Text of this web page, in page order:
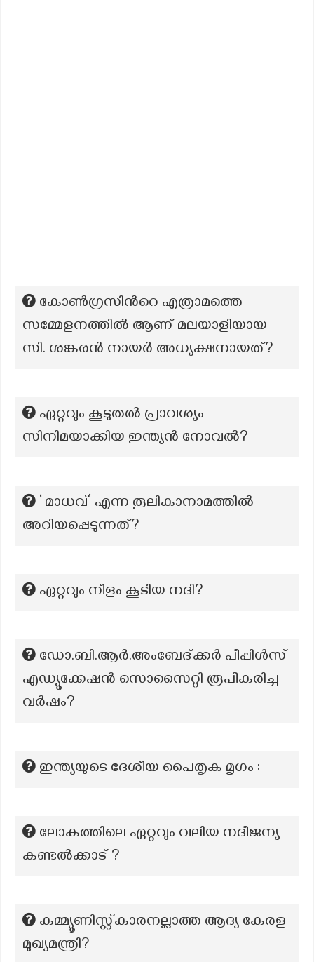
കോൺഗ്രസിൻറെ എത്രാമത്തെ
സമ്മേളനത്തിൽ ആണ് മലയാളിയായ
സി. ശങ്കരൻ നായർ അധ്യക്ഷനായത്?
ഏറ്റവും കൂടുതൽ പ്രാവശ്യം
സിനിമയാക്കിയ ഇന്ത്യൻ നോവൽ?
‘ മാധവ്’ എന്ന തൂലികാനാമത്തില്‍
അറിയപ്പെടുന്നത്?
ഏറ്റവും നീളം കൂടിയ നദി?
ഡോ.ബി.ആർ.അംബേദ്ക്കർ പീപ്പിൾസ്
എഡ്യൂക്കേഷൻ സൊസൈറ്റി രൂപീകരിച്ച
വർഷം?
ഇന്ത്യയുടെ ദേശീയ പൈതൃക മൃഗം :
ലോകത്തിലെ ഏറ്റവും വലിയ നദീജന്യ
കണ്ടൽക്കാട് ?
കമ്മ്യൂണിസ്റ്റ്കാരനല്ലാത്ത ആദ്യ കേരള
മുഖ്യമന്ത്രി?